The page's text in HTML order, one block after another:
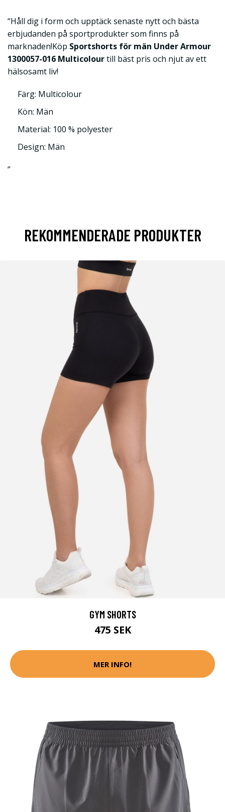
“Håll dig i form och upptäck senaste nytt och bästa
erbjudanden på sportprodukter som finns på
marknaden!Köp Sportshorts för män Under Armour
1300057-016 Multicolourtill bäst pris och njut av ett
hälsosamt liv!
Färg: Multicolour
Kön: Män
Material: 100 % polyester
Design: Män
”
REKOMMENDERADE PRODUKTER
GYM SHORTS
475 SEK
MER INFO!